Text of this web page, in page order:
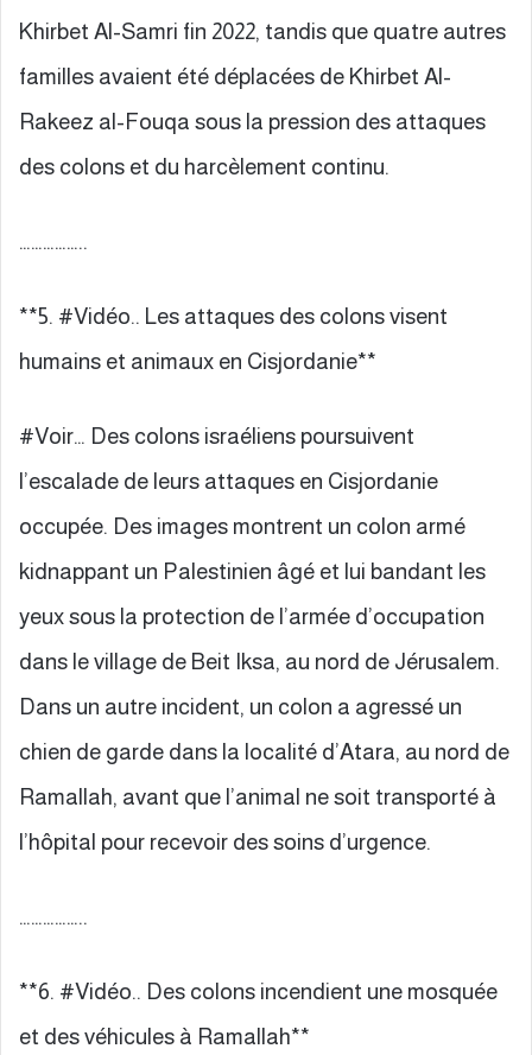
Khirbet Al-Samri fin 2022, tandis que quatre autres
familles avaient été déplacées de Khirbet Al-
Rakeez al-Fouqa sous la pression des attaques
des colons et du harcèlement continu.
……………..
**5. #Vidéo.. Les attaques des colons visent
humains et animaux en Cisjordanie**
#Voir… Des colons israéliens poursuivent
l’escalade de leurs attaques en Cisjordanie
occupée. Des images montrent un colon armé
kidnappant un Palestinien âgé et lui bandant les
yeux sous la protection de l’armée d’occupation
dans le village de Beit Iksa, au nord de Jérusalem.
Dans un autre incident, un colon a agressé un
chien de garde dans la localité d’Atara, au nord de
Ramallah, avant que l’animal ne soit transporté à
l’hôpital pour recevoir des soins d’urgence.
……………..
**6. #Vidéo.. Des colons incendient une mosquée
et des véhicules à Ramallah**